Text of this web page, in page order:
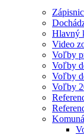
Hlavný
Video
Voľby
Voľby
Voľby
Voľby